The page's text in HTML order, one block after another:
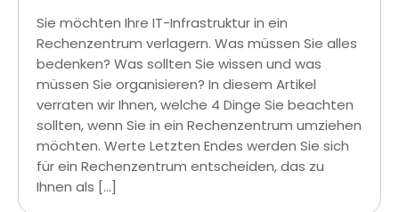
Sie möchten Ihre IT-Infrastruktur in ein
Rechenzentrum verlagern. Was müssen Sie alles
bedenken? Was sollten Sie wissen und was
müssen Sie organisieren? In diesem Artikel
verraten wir Ihnen, welche 4 Dinge Sie beachten
sollten, wenn Sie in ein Rechenzentrum umziehen
möchten. Werte Letzten Endes werden Sie sich
für ein Rechenzentrum entscheiden, das zu
Ihnen als […]